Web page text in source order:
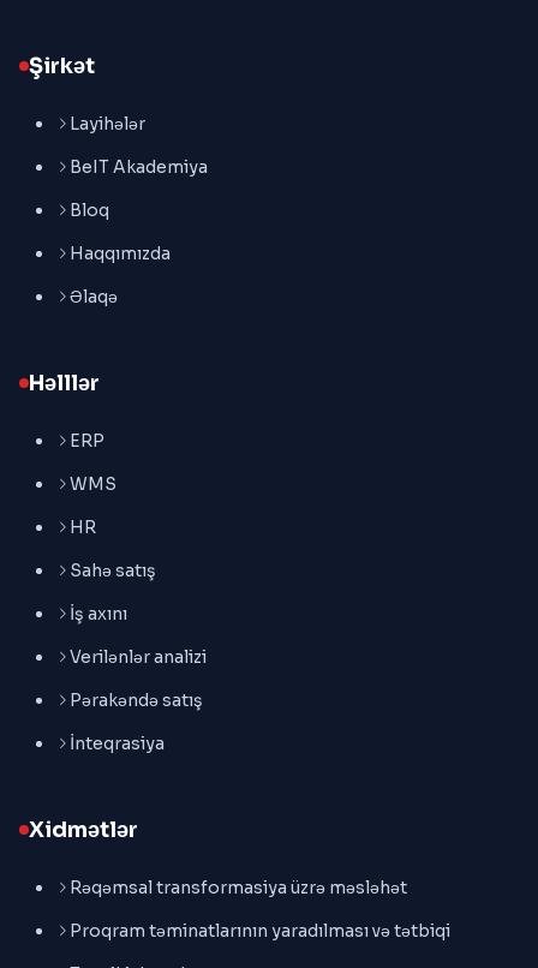
Şirkət
Layihələr
BeIT Akademiya
Bloq
Haqqımızda
Əlaqə
Həlllər
ERP
WMS
HR
Sahə satış
İş axını
Verilənlər analizi
Pərakəndə satış
İnteqrasiya
Xidmətlər
Rəqəmsal transformasiya üzrə məsləhət
Proqram təminatlarının yaradılması və tətbiqi